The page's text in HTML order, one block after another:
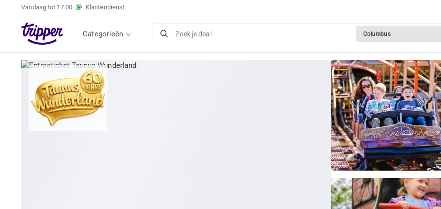
Vandaag tot 17:00 Klantendienst
Categorieën Zoek je deal Columbus